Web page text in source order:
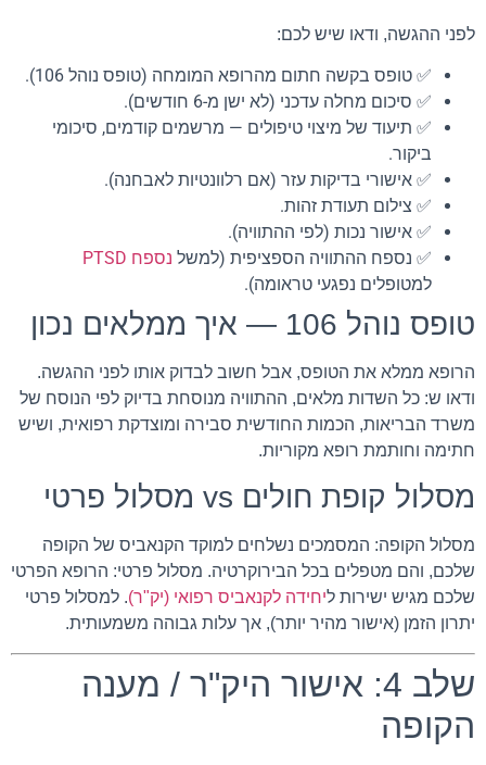
לפני ההגשה, ודאו שיש לכם:
✅ טופס בקשה חתום מהרופא המומחה (טופס נוהל 106).
✅ סיכום מחלה עדכני (לא ישן מ-6 חודשים).
✅ תיעוד של מיצוי טיפולים — מרשמים קודמים, סיכומי
ביקור.
✅ אישורי בדיקות עזר (אם רלוונטיות לאבחנה).
✅ צילום תעודת זהות.
✅ אישור נכות (לפי ההתוויה).
✅ נספח ההתוויה הספציפית (למשל נספח PTSD
למטופלים נפגעי טראומה).
טופס נוהל 106 — איך ממלאים נכון
הרופא ממלא את הטופס, אבל חשוב לבדוק אותו לפני ההגשה.
ודאו ש: כל השדות מלאים, ההתוויה מנוסחת בדיוק לפי הנוסח של
משרד הבריאות, הכמות החודשית סבירה ומוצדקת רפואית, ושיש
חתימה וחותמת רופא מקוריות.
מסלול קופת חולים vs מסלול פרטי
מסלול הקופה: המסמכים נשלחים למוקד הקנאביס של הקופה
שלכם, והם מטפלים בכל הבירוקרטיה. מסלול פרטי: הרופא הפרטי
שלכם מגיש ישירות ליחידה לקנאביס רפואי (יק"ר). למסלול פרטי
יתרון הזמן (אישור מהיר יותר), אך עלות גבוהה משמעותית.
שלב 4: אישור היק"ר / מענה
הקופה